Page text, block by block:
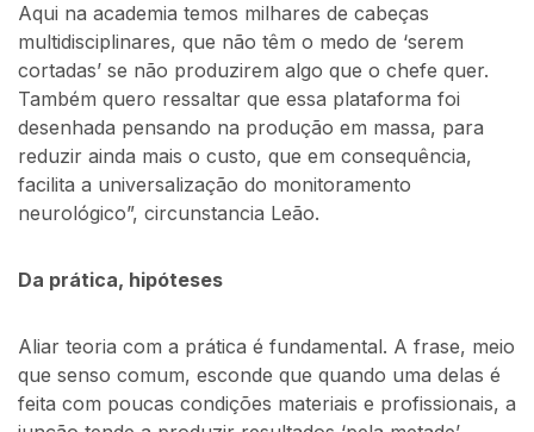
Aqui na academia temos milhares de cabeças
multidisciplinares, que não têm o medo de ‘serem
cortadas’ se não produzirem algo que o chefe quer.
Também quero ressaltar que essa plataforma foi
desenhada pensando na produção em massa, para
reduzir ainda mais o custo, que em consequência,
facilita a universalização do monitoramento
neurológico”, circunstancia Leão.
Da prática, hipóteses
Aliar teoria com a prática é fundamental. A frase, meio
que senso comum, esconde que quando uma delas é
feita com poucas condições materiais e profissionais, a